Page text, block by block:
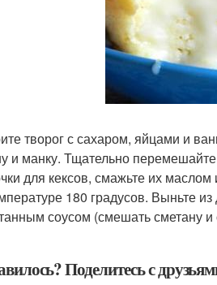
творог с сахаром, яйцами и
и манку. Тщательно
для кексов, смажьте их
180 градусов. Выньте
соусом (смешать сметану
Поделитесь с